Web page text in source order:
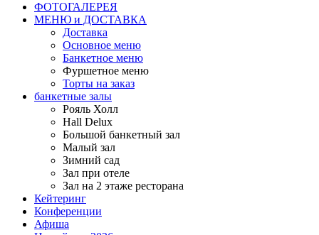
ФОТОГАЛЕРЕЯ
МЕНЮ и ДОСТАВКА
Доставка
Основное меню
Банкетное меню
Фуршетное меню
Торты на заказ
банкетные залы
Рояль Холл
Hall Delux
Большой банкетный зал
Малый зал
Зимний сад
Зал при отеле
Зал на 2 этаже ресторана
Кейтеринг
Конференции
Афиша